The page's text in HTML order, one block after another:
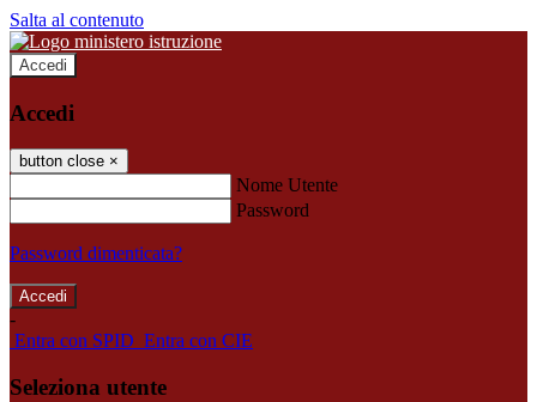
Salta al contenuto
Accedi
Accedi
button close ×
Nome Utente
Password
Password dimenticata?
-
Entra con SPID Entra con CIE
Seleziona utente